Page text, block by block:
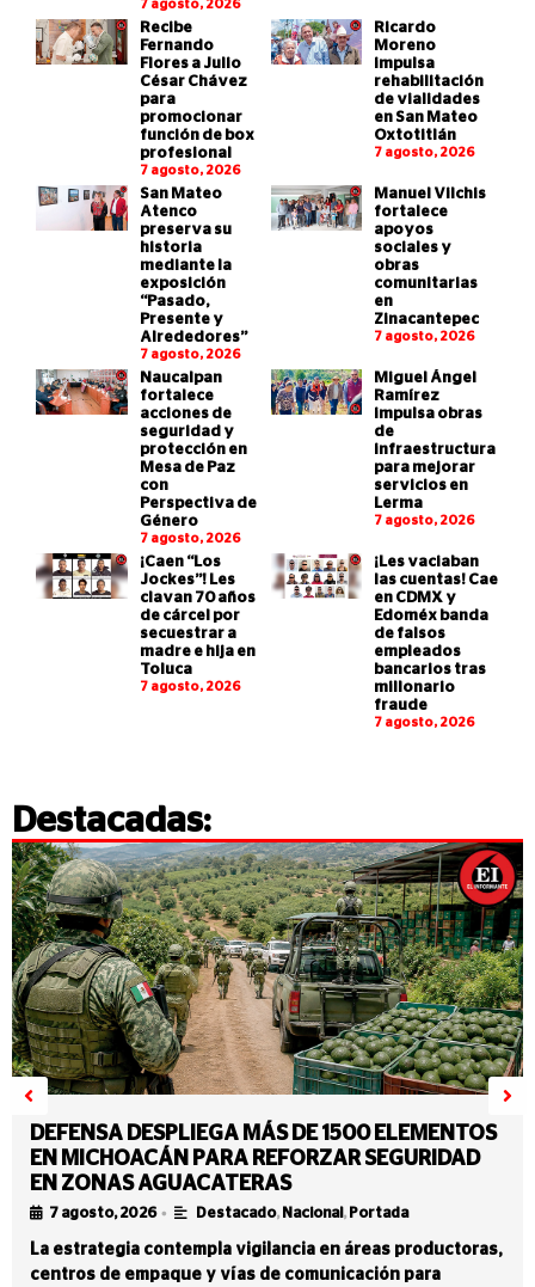
7 agosto, 2026
Recibe
Fernando
Flores a Julio
César Chávez
para
promocionar
función de box
profesional
7 agosto, 2026
Ricardo
Moreno
impulsa
rehabilitación
de vialidades
en San Mateo
Oxtotitlán
7 agosto, 2026
San Mateo
Atenco
preserva su
historia
mediante la
exposición
“Pasado,
Presente y
Alrededores”
7 agosto, 2026
Manuel Vilchis
fortalece
apoyos
sociales y
obras
comunitarias
en
Zinacantepec
7 agosto, 2026
Naucalpan
fortalece
acciones de
seguridad y
protección en
Mesa de Paz
con
Perspectiva de
Género
7 agosto, 2026
Miguel Ángel
Ramírez
impulsa obras
de
infraestructura
para mejorar
servicios en
Lerma
7 agosto, 2026
¡Caen “Los
Jockes”! Les
clavan 70 años
de cárcel por
secuestrar a
madre e hija en
Toluca
7 agosto, 2026
¡Les vaciaban
las cuentas! Cae
en CDMX y
Edoméx banda
de falsos
empleados
bancarios tras
millonario
fraude
7 agosto, 2026
Destacadas:
DEFENSA DESPLIEGA MÁS DE 1500 ELEMENTOS
EN MICHOACÁN PARA REFORZAR SEGURIDAD
EN ZONAS AGUACATERAS
7 agosto, 2026 • Destacado, Nacional , Portada
La estrategia contempla vigilancia en áreas productoras,
centros de empaque y vías de comunicación para